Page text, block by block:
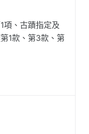
項、古蹟指定及
1款、第3款、第